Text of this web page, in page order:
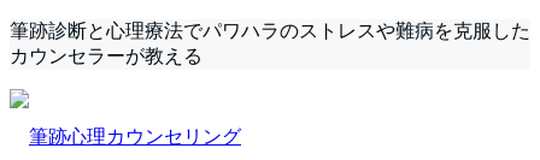
筆跡診断と心理療法でパワハラのストレスや難病を克服した
カウンセラーが教える